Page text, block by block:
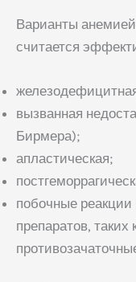
Варианты
считается
вызванная
Бирмера);
апластическая;
побочные
препаратов,